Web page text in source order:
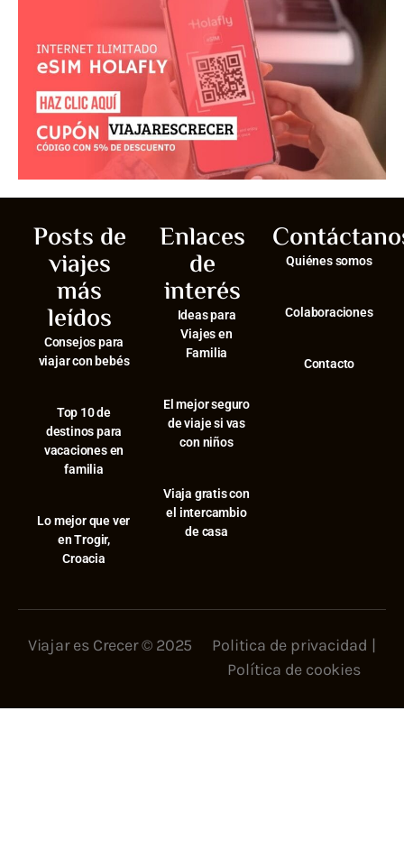
Posts de
viajes
más
leídos
Consejos para
viajar con bebés
⁠Top 10 de
destinos para
vacaciones en
familia
⁠Lo mejor que ver
en Trogir,
Croacia
Enlaces
de
interés
Ideas para
Viajes en
Familia
El mejor seguro
de viaje si vas
con niños
Viaja gratis con
el intercambio
de casa
Quiénes somos
Colaboraciones
Contacto
Viajar es Crecer © 2025 Politica de privacidad |
Política de cookies